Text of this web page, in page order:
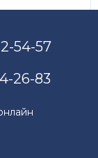
54-57
26-83